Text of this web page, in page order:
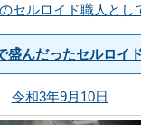
セルロイド職人とし
盛んだったセルロイ
令和3年9月10日